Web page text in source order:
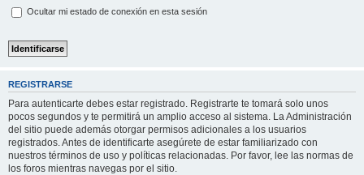
Ocultar mi estado de conexión en esta sesión
REGISTRARSE
Para autenticarte debes estar registrado. Registrarte te tomará solo unos
pocos segundos y te permitirá un amplio acceso al sistema. La Administración
del sitio puede además otorgar permisos adicionales a los usuarios
registrados. Antes de identificarte asegúrete de estar familiarizado con
nuestros términos de uso y políticas relacionadas. Por favor, lee las normas de
los foros mientras navegas por el sitio.